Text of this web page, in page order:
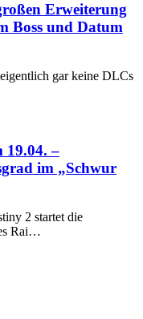
Erweiterung
Boss und Datum
gar keine DLCs
19.04. –
im „Schwur
2 startet die
Rai…